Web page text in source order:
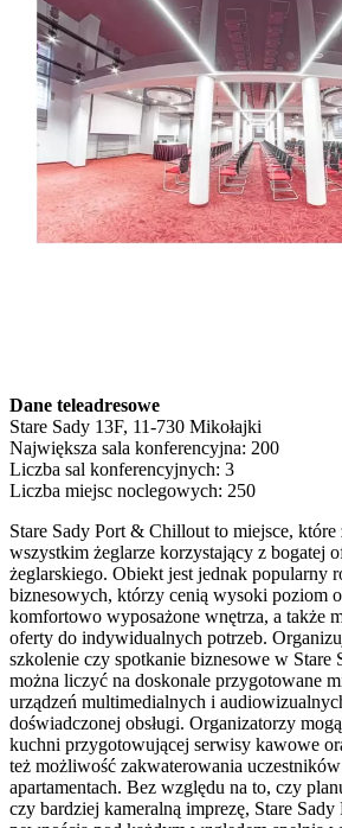
Dane teleadresowe
Stare Sady 13F, 11-730 Mikołajki
Największa sala konferencyjna: 200
Liczba sal konferencyjnych: 3
Liczba miejsc noclegowych: 250
Stare Sady Port & Chillout to miejsce, które
wszystkim żeglarze korzystający z bogatej
żeglarskiego. Obiekt jest jednak popularny
biznesowych, którzy cenią wysoki poziom
komfortowo wyposażone wnętrza, a także
oferty do indywidualnych potrzeb.
szkolenie czy spotkanie biznesowe w
można liczyć na doskonale przygotowane
urządzeń multimedialnych i
doświadczonej obsługi. Organizatorzy
kuchni przygotowującej serwisy kawowe
też możliwość zakwaterowania
apartamentach. Bez względu na to, czy
czy bardziej kameralną imprezę, Stare